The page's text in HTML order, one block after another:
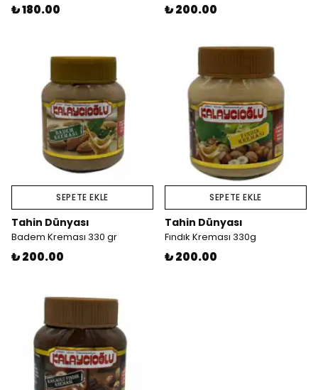
₺ 180.00 ₺ 200.00
SEPETE EKLE
Tahin Dünyası
Badem Kreması 330 gr
₺ 200.00
SEPETE EKLE
Tahin Dünyası
Fındık Kreması 330g
₺ 200.00